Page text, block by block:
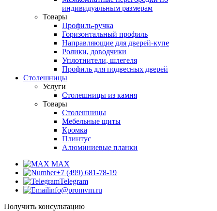
индивидуальным размерам
Товары
Профиль-ручка
Горизонтальный профиль
Направляющие для дверей-купе
Ролики, доводчики
Уплотнители, шлегеля
Профиль для подвесных дверей
Столешницы
Услуги
Столешницы из камня
Товары
Столешницы
Мебельные щиты
Кромка
Плинтус
Алюминиевые планки
MAX
+7 (499) 681-78-19
Telegram
info@promvm.ru
Получить консультацию